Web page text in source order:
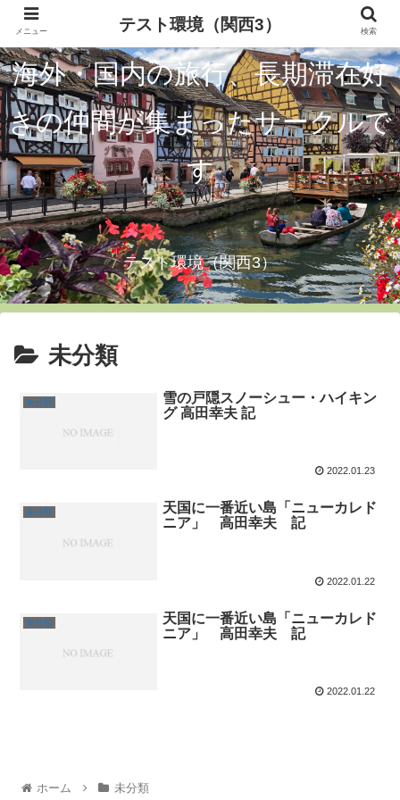
海外・国内の旅行、長期滞在好
きの仲間が集まったサークルで
す
テスト環境（関西3）
未分類
未分類
雪の戸隠スノーシュー・ハイキン
グ 高田幸夫 記
2022.01.23
未分類
天国に一番近い島「ニューカレド
ニア」 高田幸夫 記
2022.01.22
未分類
天国に一番近い島「ニューカレド
ニア」 高田幸夫 記
2022.01.22
ホーム 未分類
メニュー テスト環境（関西3） 検索